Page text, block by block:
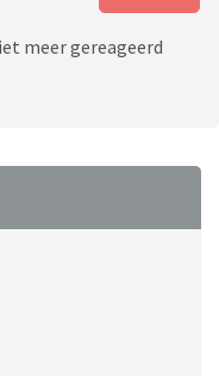
meer gereageerd